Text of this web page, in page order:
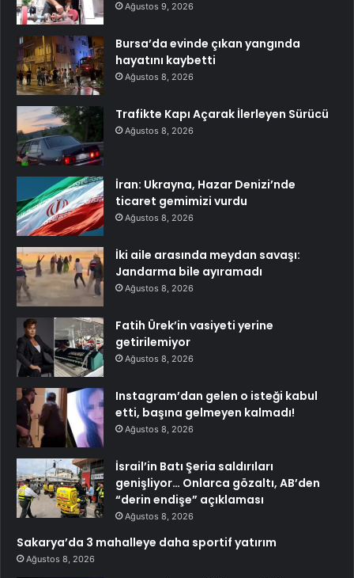
Ağustos 9, 2026
Bursa’da evinde çıkan yangında
hayatını kaybetti
Ağustos 8, 2026
Trafikte Kapı Açarak İlerleyen Sürücü
Ağustos 8, 2026
İran: Ukrayna, Hazar Denizi’nde
ticaret gemimizi vurdu
Ağustos 8, 2026
İki aile arasında meydan savaşı:
Jandarma bile ayıramadı
Ağustos 8, 2026
Fatih Ürek’in vasiyeti yerine
getirilemiyor
Ağustos 8, 2026
Instagram’dan gelen o isteği kabul
etti, başına gelmeyen kalmadı!
Ağustos 8, 2026
İsrail’in Batı Şeria saldırıları
genişliyor… Onlarca gözaltı, AB’den
“derin endişe” açıklaması
Ağustos 8, 2026
Sakarya’da 3 mahalleye daha sportif yatırım
Ağustos 8, 2026